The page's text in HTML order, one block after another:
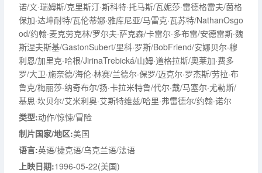
诺/文·瑞姆斯/克里斯汀·斯科特·托马斯/瓦妮莎·雷德格雷夫/茵格
保加·达坤耐特/瓦伦蒂娜·雅库尼亚/马雷克·瓦苏特/NathanOsgo
od/约翰·麦克劳克林/罗尔夫·萨克森/卡雷尔·多布雷/安德雷斯·魏
斯涅夫斯基/GastonSubert/里科·罗斯/BobFriend/安娜贝尔·穆
利恩/加里克·哈根/JirinaTrebická/山姆·道格拉斯/奥莱加·费多
罗/大卫·施奈德/海伦·林赛/兰德尔·保罗/迈克尔·罗杰斯/劳拉·布
鲁克/梅丽莎·纳奇布尔/扬·卡拉米特鲁/代尔·戴/马塞尔·尤勒斯/
基思·坎贝尔/艾米利奥·艾斯特维兹/哈里·弗雷德尔/约翰·诺尔
类型:动作/惊悚/冒险
制片国家/地区:美国
语言:英语/捷克语/乌克兰语/法语
上映日期:1996-05-22(美国)